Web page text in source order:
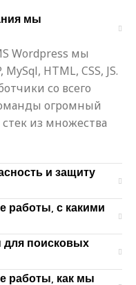
мы
Wordpress мы
HTML, CSS, JS.
со всего
огромный
из множества
и защиту
работы, с какими
поисковых
работы, как мы